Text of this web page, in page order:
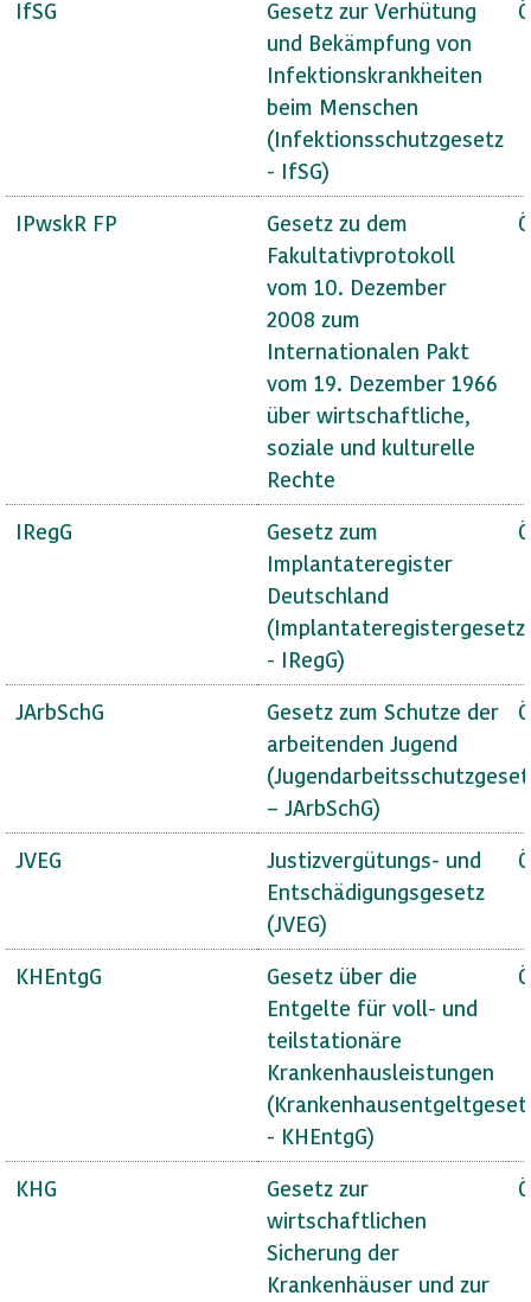
IfSG
Gesetz zur Verhütung
und Bekämpfung von
Infektionskrankheiten
beim Menschen
(Infektionsschutzgesetz
- IfSG)
IPwskR FP
Gesetz zu dem
Fakultativprotokoll
vom 10. Dezember
2008 zum
Internationalen Pakt
vom 19. Dezember 1966
über wirtschaftliche,
soziale und kulturelle
Rechte
IRegG
Gesetz zum
Implantateregister
Deutschland
(Implantateregistergesetz
- IRegG)
JArbSchG
Gesetz zum Schutze der
arbeitenden Jugend
– JArbSchG)
JVEG
Justizvergütungs- und
Entschädigungsgesetz
(JVEG)
KHEntgG
Gesetz über die
Entgelte für voll- und
teilstationäre
Krankenhausleistungen
- KHEntgG)
KHG
Gesetz zur
wirtschaftlichen
Sicherung der
Krankenhäuser und zur